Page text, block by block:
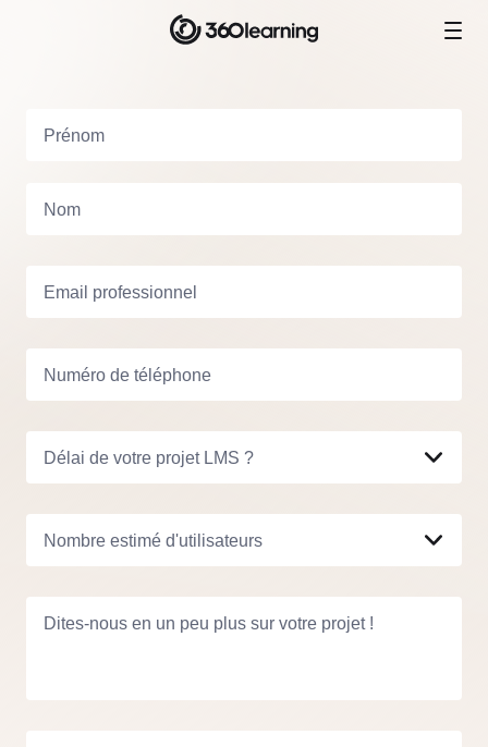
Prénom
Nom
Email professionnel
Numéro de téléphone
Délai de votre projet LMS ?
Nombre estimé d'utilisateurs
Dites-nous en un peu plus sur votre projet !